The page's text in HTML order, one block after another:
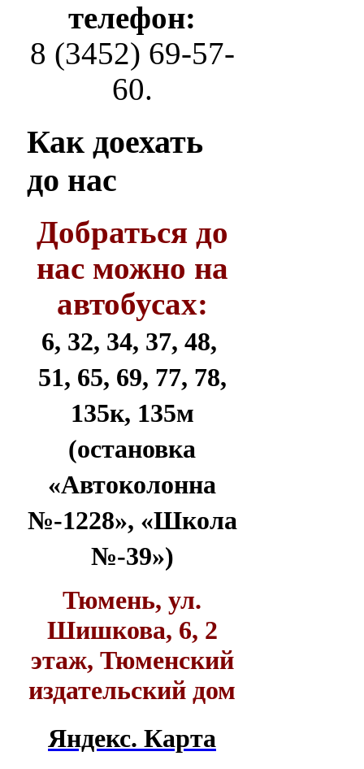
телефон:
8 (3452) 69-57-
60.
Как доехать
до нас
Добраться до
нас можно на
автобусах:
6, 32, 34, 37, 48,
51, 65, 69, 77, 78,
135к, 135м
(остановка
«Автоколонна
№-1228», «Школа
№-39»)
Тюмень, ул.
Шишкова, 6, 2
этаж, Тюменский
издательский дом
Яндекс. Карта